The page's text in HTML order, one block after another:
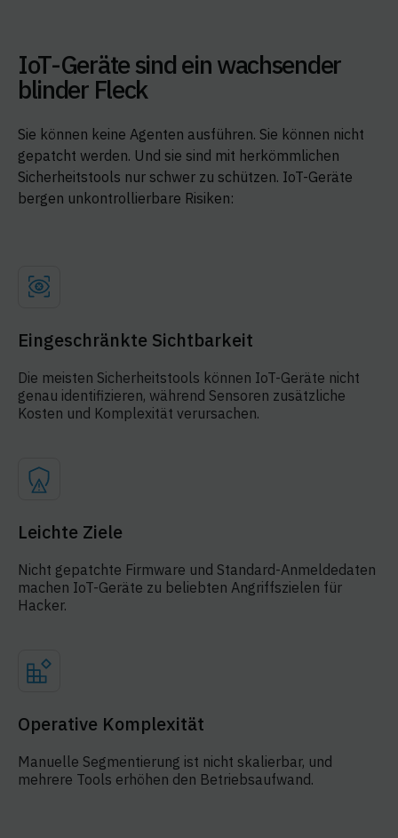
IoT-Geräte sind ein wachsender
blinder Fleck
Sie können keine Agenten ausführen. Sie können nicht
gepatcht werden. Und sie sind mit herkömmlichen
Sicherheitstools nur schwer zu schützen. IoT-Geräte
bergen unkontrollierbare Risiken:
Eingeschränkte Sichtbarkeit
Die meisten Sicherheitstools können IoT-Geräte nicht
genau identifizieren, während Sensoren zusätzliche
Kosten und Komplexität verursachen.
Leichte Ziele
Nicht gepatchte Firmware und Standard-Anmeldedaten
machen IoT-Geräte zu beliebten Angriffszielen für
Hacker.
Operative Komplexität
Manuelle Segmentierung ist nicht skalierbar, und
mehrere Tools erhöhen den Betriebsaufwand.